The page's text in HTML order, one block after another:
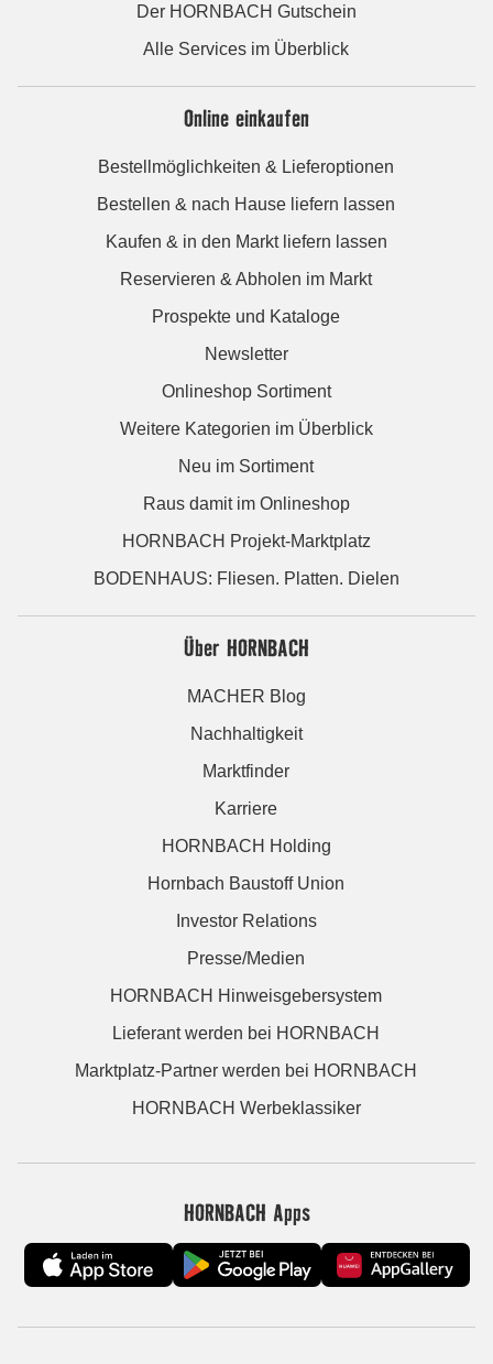
Der HORNBACH Gutschein
Alle Services im Überblick
Online einkaufen
Bestellmöglichkeiten & Lieferoptionen
Bestellen & nach Hause liefern lassen
Kaufen & in den Markt liefern lassen
Reservieren & Abholen im Markt
Prospekte und Kataloge
Newsletter
Onlineshop Sortiment
Weitere Kategorien im Überblick
Neu im Sortiment
Raus damit im Onlineshop
HORNBACH Projekt-Marktplatz
BODENHAUS: Fliesen. Platten. Dielen
Über HORNBACH
MACHER Blog
Nachhaltigkeit
Marktfinder
Karriere
HORNBACH Holding
Hornbach Baustoff Union
Investor Relations
Presse/Medien
HORNBACH Hinweisgebersystem
Lieferant werden bei HORNBACH
Marktplatz-Partner werden bei HORNBACH
HORNBACH Werbeklassiker
HORNBACH Apps